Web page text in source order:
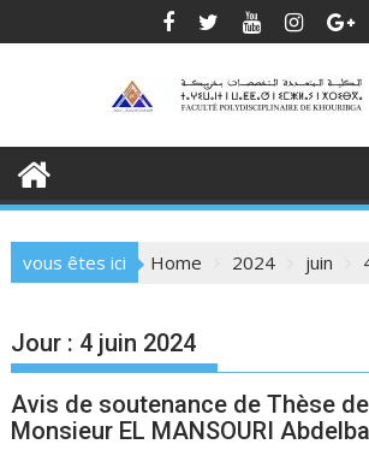
to
vous êtes ici Home 2024 juin
Jour : 4 juin 2024
Avis de soutenance de Thèse
Monsieur EL MANSOURI